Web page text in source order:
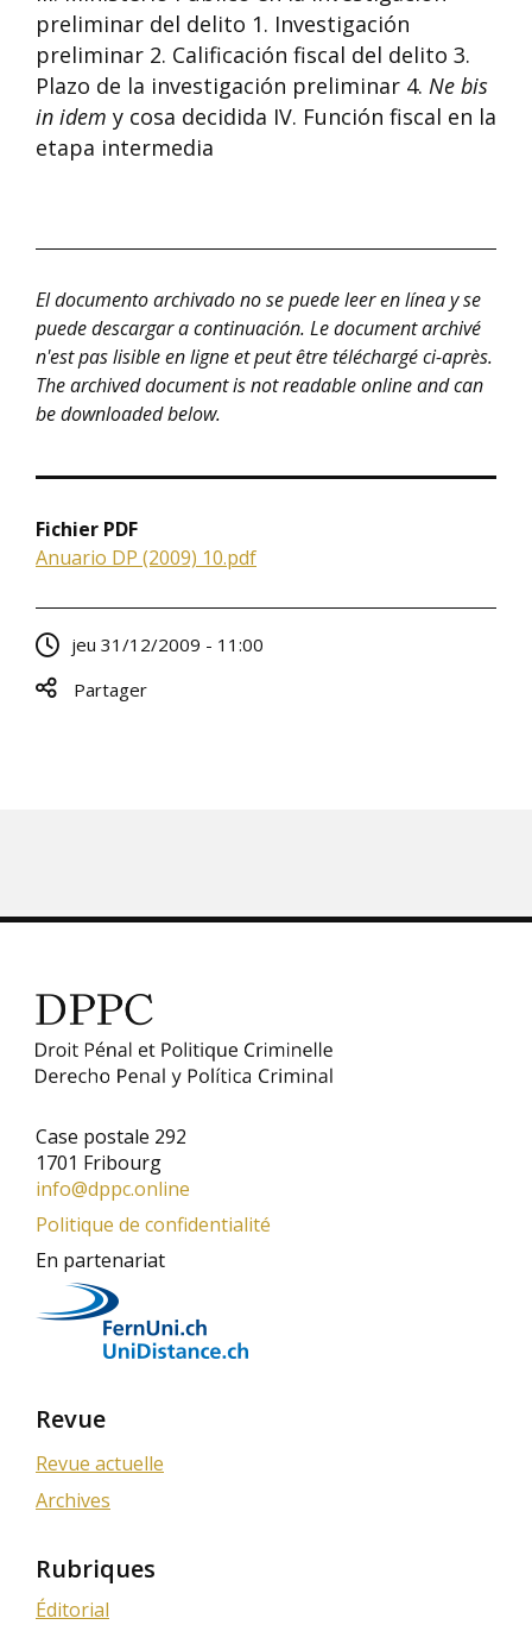
preliminar del delito 1. Investigación
preliminar 2. Calificación fiscal del delito 3.
Plazo de la investigación preliminar 4. Ne bis
in idem y cosa decidida IV. Función fiscal en la
etapa intermedia
El documento archivado no se puede leer en línea y se
puede descargar a continuación. Le document archivé
n'est pas lisible en ligne et peut être téléchargé ci-après.
The archived document is not readable online and can
be downloaded below.
Fichier PDF
Anuario DP (2009) 10.pdf
jeu 31/12/2009 - 11:00
Partager
Case postale 292
1701 Fribourg
info@dppc.online
Politique de confidentialité
En partenariat
Revue
Revue actuelle
Archives
Rubriques
Éditorial